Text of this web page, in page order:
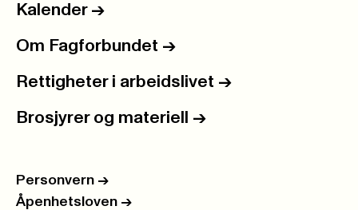
Kalender ->
Om Fagforbundet ->
Rettigheter i arbeidslivet ->
Brosjyrer og materiell ->
Personvern ->
Åpenhetsloven ->